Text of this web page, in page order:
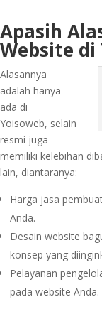
Apasih
Website di
Alasannya
adalah hanya
ada di
Yoisoweb, selain
resmi juga
memiliki kelebihan
lain, diantaranya:
Harga jasa
Anda.
Desain website
konsep yang
Pelayanan
pada website Anda.